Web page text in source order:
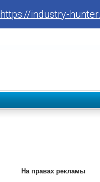
https://industry-
На правах рекламы